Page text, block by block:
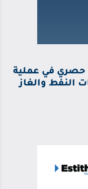
حصري في عملية
النفط والغاز